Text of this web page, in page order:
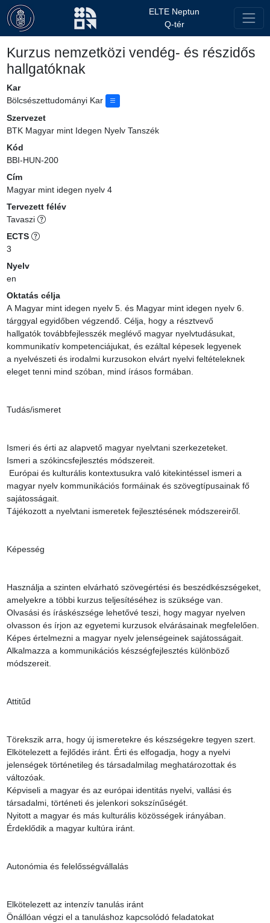
ELTE Neptun
Q-tér
Kurzus nemzetközi vendég- és részidős
hallgatóknak
Kar
Bölcsészettudományi Kar
Szervezet
BTK Magyar mint Idegen Nyelv Tanszék
Kód
BBI-HUN-200
Cím
Magyar mint idegen nyelv 4
Tervezett félév
Tavaszi
ECTS
3
Nyelv
en
Oktatás célja
A Magyar mint idegen nyelv 5. és Magyar mint idegen nyelv 6.
tárggyal egyidőben végzendő. Célja, hogy a résztvevő
hallgatók továbbfejlesszék meglévő magyar nyelvtudásukat,
kommunikatív kompetenciájukat, és ezáltal képesek legyenek
a nyelvészeti és irodalmi kurzusokon elvárt nyelvi feltételeknek
eleget tenni mind szóban, mind írásos formában.
Tudás/ismeret
Ismeri és érti az alapvető magyar nyelvtani szerkezeteket.
Ismeri a szókincsfejlesztés módszereit.
Európai és kulturális kontextusukra való kitekintéssel ismeri a
magyar nyelv kommunikációs formáinak és szövegtípusainak fő
sajátosságait.
Tájékozott a nyelvtani ismeretek fejlesztésének módszereiről.
Képesség
Használja a szinten elvárható szövegértési és beszédkészségeket,
amelyekre a többi kurzus teljesítéséhez is szüksége van.
Olvasási és íráskészsége lehetővé teszi, hogy magyar nyelven
olvasson és írjon az egyetemi kurzusok elvárásainak megfelelően.
Képes értelmezni a magyar nyelv jelenségeinek sajátosságait.
Alkalmazza a kommunikációs készségfejlesztés különböző
módszereit.
Attitűd
Törekszik arra, hogy új ismeretekre és készségekre tegyen szert.
Elkötelezett a fejlődés iránt. Érti és elfogadja, hogy a nyelvi
jelenségek történetileg és társadalmilag meghatározottak és
változóak.
Képviseli a magyar és az európai identitás nyelvi, vallási és
társadalmi, történeti és jelenkori sokszínűségét.
Nyitott a magyar és más kulturális közösségek irányában.
Érdeklődik a magyar kultúra iránt.
Autonómia és felelősségvállalás
Elkötelezett az intenzív tanulás iránt
Önállóan végzi el a tanuláshoz kapcsolódó feladatokat